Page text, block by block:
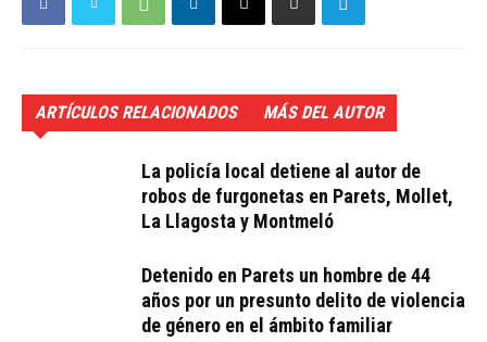
ARTÍCULOS RELACIONADOS MÁS DEL AUTOR
La policía local detiene al autor de
robos de furgonetas en Parets, Mollet,
La Llagosta y Montmeló
Detenido en Parets un hombre de 44
años por un presunto delito de violencia
de género en el ámbito familiar